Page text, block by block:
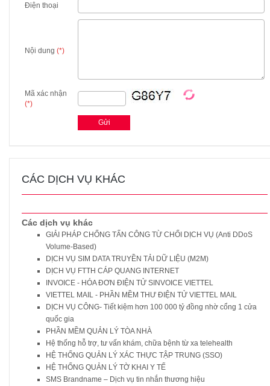
Điện thoại
Nội dung (*)
Mã xác nhận
(*)
CÁC DỊCH VỤ KHÁC
Các dịch vụ khác
GIẢI PHÁP CHỐNG TẤN CÔNG TỪ CHỐI DỊCH VỤ (Anti DDoS
Volume-Based)
DỊCH VỤ SIM DATA TRUYỀN TẢI DỮ LIỆU (M2M)
DỊCH VỤ FTTH CÁP QUANG INTERNET
INVOICE - HÓA ĐƠN ĐIỆN TỬ SINVOICE VIETTEL
VIETTEL MAIL - PHẦN MỀM THƯ ĐIỆN TỬ VIETTEL MAIL
DỊCH VỤ CÔNG- Tiết kiệm hơn 100 000 tỷ đồng nhờ cổng 1 cửa
quốc gia
PHẦN MỀM QUẢN LÝ TÒA NHÀ
Hệ thống hỗ trợ, tư vấn khám, chữa bệnh từ xa telehealth
HỆ THỐNG QUẢN LÝ XÁC THỰC TẬP TRUNG (SSO)
HỆ THỐNG QUẢN LÝ TỜ KHAI Y TẾ
SMS Brandname – Dịch vụ tin nhắn thương hiệu